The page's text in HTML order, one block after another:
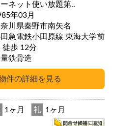
ーネット使い放題第..
年03月
川県秦野市南矢名
急電鉄小田原線 東海大学前
駅 徒歩 12分
鉄骨造
1ヶ月 礼 1ヶ月